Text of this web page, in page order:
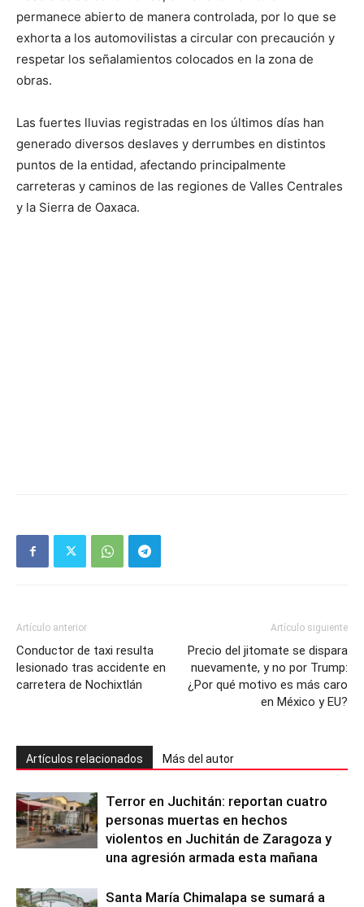
permanece abierto de manera controlada, por lo que se
exhorta a los automovilistas a circular con precaución y
respetar los señalamientos colocados en la zona de
obras.
Las fuertes lluvias registradas en los últimos días han
generado diversos deslaves y derrumbes en distintos
puntos de la entidad, afectando principalmente
carreteras y caminos de las regiones de Valles Centrales
y la Sierra de Oaxaca.
Artículo anterior
Conductor de taxi resulta
lesionado tras accidente en
carretera de Nochixtlán
Artículo siguiente
Precio del jitomate se dispara
nuevamente, y no por Trump:
¿Por qué motivo es más caro
en México y EU?
Artículos relacionados Más del autor
Terror en Juchitán: reportan cuatro
personas muertas en hechos
violentos en Juchitán de Zaragoza y
una agresión armada esta mañana
Santa María Chimalapa se sumará a